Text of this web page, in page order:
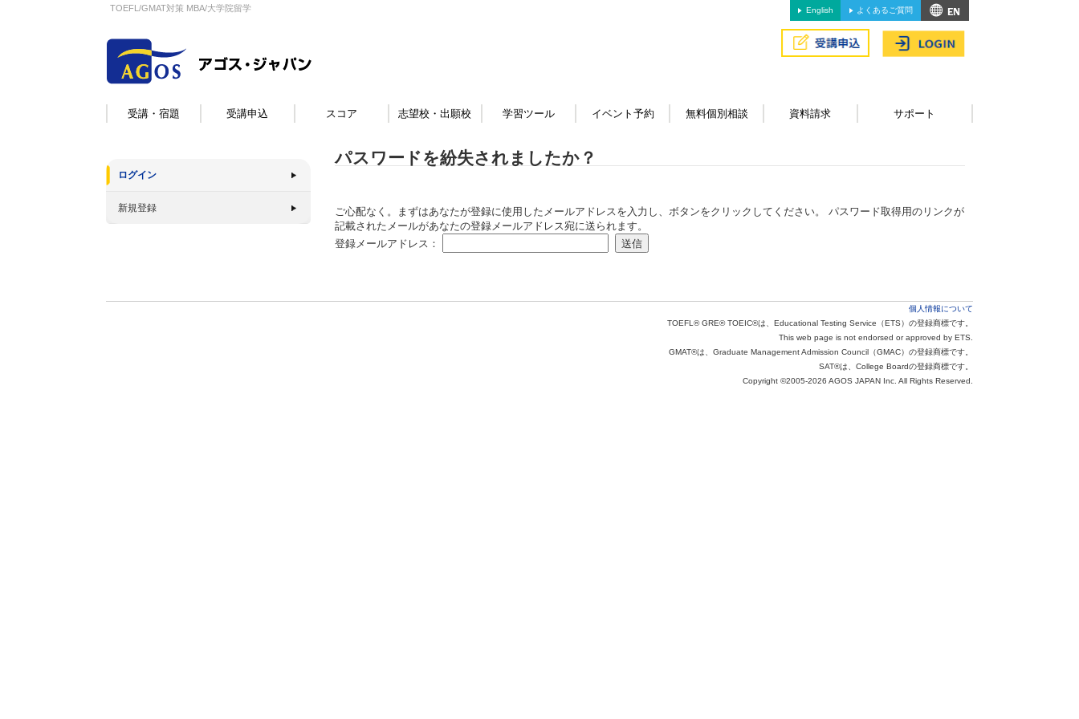
TOEFL/GMAT対策 MBA/大学院留学 English よくあるご質問
受講・宿題 受講申込 スコア 志望校・出願校 学習ツール イベント予約 無料個別相談 資料請求 サポート
ログイン
新規登録
パスワードを紛失されましたか？
ご心配なく。まずはあなたが登録に使用したメールアドレスを入力し、ボタンをクリックしてください。 パスワード取得用のリンクが
記載されたメールがあなたの登録メールアドレス宛に送られます。
登録メールアドレス：
個人情報について
TOEFL® GRE® TOEIC®は、Educational Testing Service（ETS）の登録商標です。
This web page is not endorsed or approved by ETS.
GMAT®は、Graduate Management Admission Council（GMAC）の登録商標です。
SAT®は、College Boardの登録商標です。
Copyright ©2005-2026 AGOS JAPAN Inc. All Rights Reserved.